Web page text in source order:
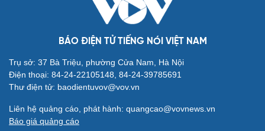
Petrovietnam phải có “hàng rào” kiểm soát
Đề xuất tăng tuổi nghỉ hưu sĩ quan quân đội, tùy đặc thù
Đại tướng Phan Văn Giang: Cấp phép UAV phải gắn với